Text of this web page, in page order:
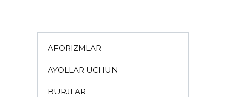
AFORIZMLAR
AYOLLAR UCHUN
BURJLAR